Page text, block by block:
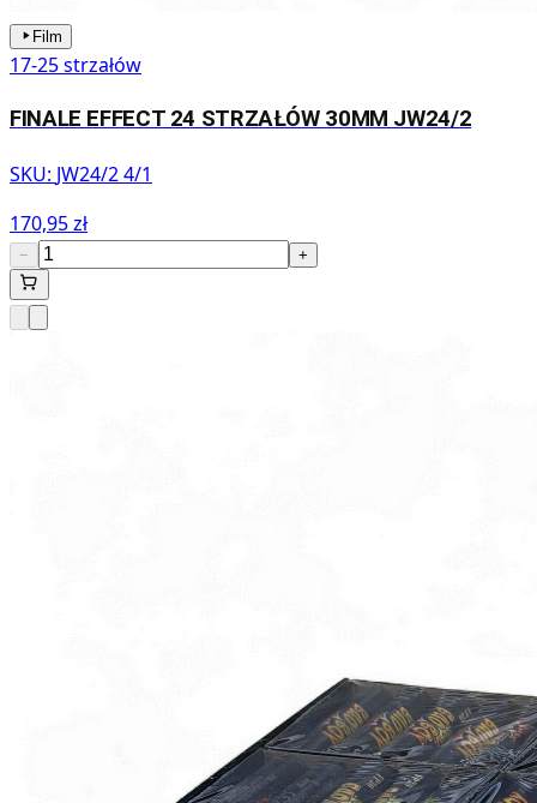
Film
17-25 strzałów
FINALE EFFECT 24 STRZAŁÓW 30MM JW24/2
SKU: JW24/2 4/1
170,95 zł
− +